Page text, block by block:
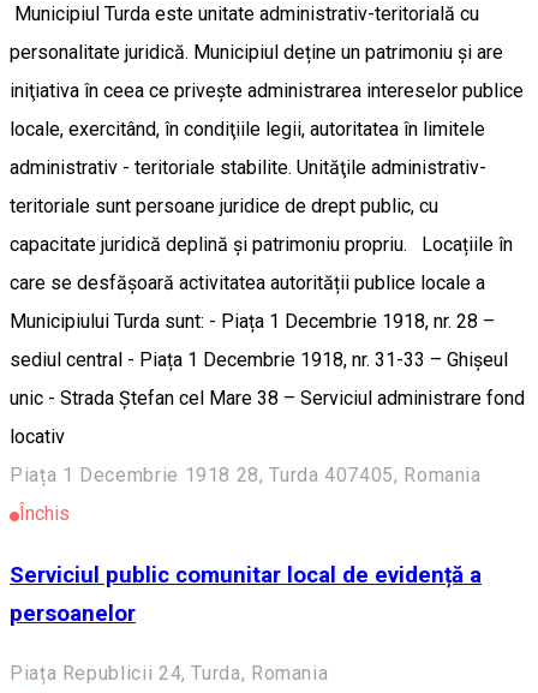
Municipiul Turda este unitate administrativ-teritorială cu
personalitate juridică. Municipiul deține un patrimoniu şi are
iniţiativa în ceea ce priveşte administrarea intereselor publice
locale, exercitând, în condiţiile legii, autoritatea în limitele
administrativ - teritoriale stabilite. Unităţile administrativ-
teritoriale sunt persoane juridice de drept public, cu
capacitate juridică deplină şi patrimoniu propriu. Locațiile în
care se desfășoară activitatea autorității publice locale a
Municipiului Turda sunt: - Piața 1 Decembrie 1918, nr. 28 –
sediul central - Piața 1 Decembrie 1918, nr. 31-33 – Ghișeul
unic - Strada Ștefan cel Mare 38 – Serviciul administrare fond
locativ
Piața 1 Decembrie 1918 28, Turda 407405, Romania
Închis
Serviciul public comunitar local de evidență a
persoanelor
Piața Republicii 24, Turda, Romania